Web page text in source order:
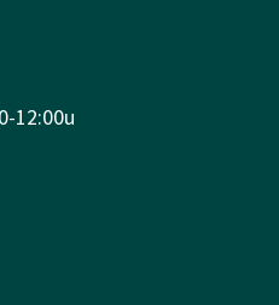
12:00u